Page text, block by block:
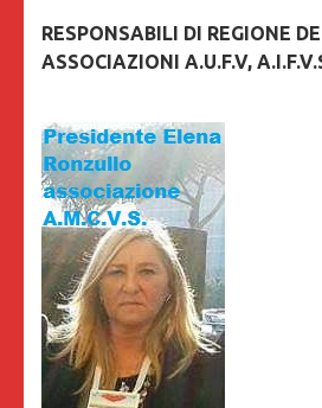
RESPONSABILI DI REGIONE
ASSOCIAZIONI A.U.F.V,